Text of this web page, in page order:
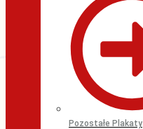
Pozostałe Plakaty